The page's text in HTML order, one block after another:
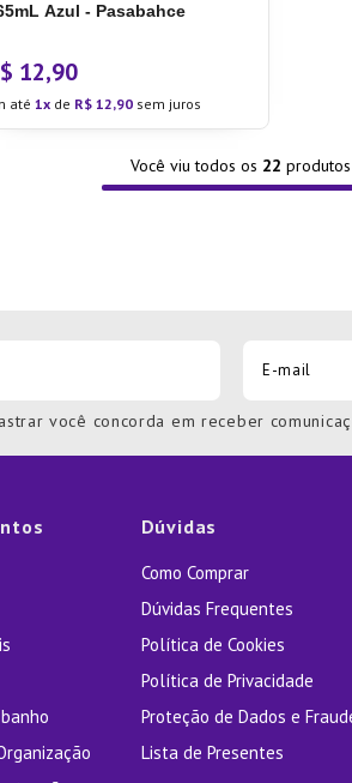
Azul - Pasabahce
12,90
até 1 de R$ 12,90sem juros
Você viu todos os 22 produtos
você concorda em receber
Dúvidas
Como Comprar
Dúvidas Frequentes
Política de Cookies
Política de Privacidade
Proteção de Dados e
Lista de Presentes